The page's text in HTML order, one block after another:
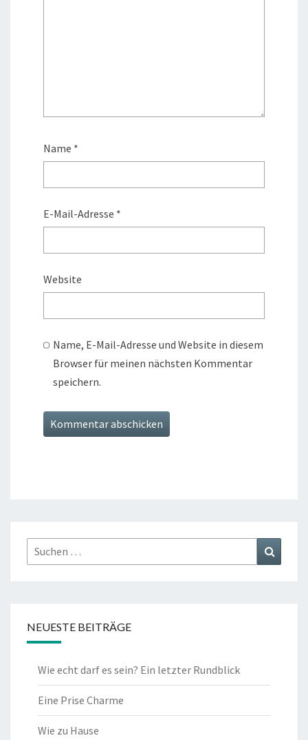
Name *
E-Mail-Adresse *
Website
Name, E-Mail-Adresse und Website in diesem
Browser für meinen nächsten Kommentar
speichern.
Suchen
nach:
NEUESTE BEITRÄGE
Wie echt darf es sein? Ein letzter Rundblick
Eine Prise Charme
Wie zu Hause